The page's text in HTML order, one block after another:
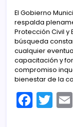
El Gobierno
respalda
Protección Civil
búsqueda
cualquier
capacitación y
compromiso
bienestar de la
F
a
T
w